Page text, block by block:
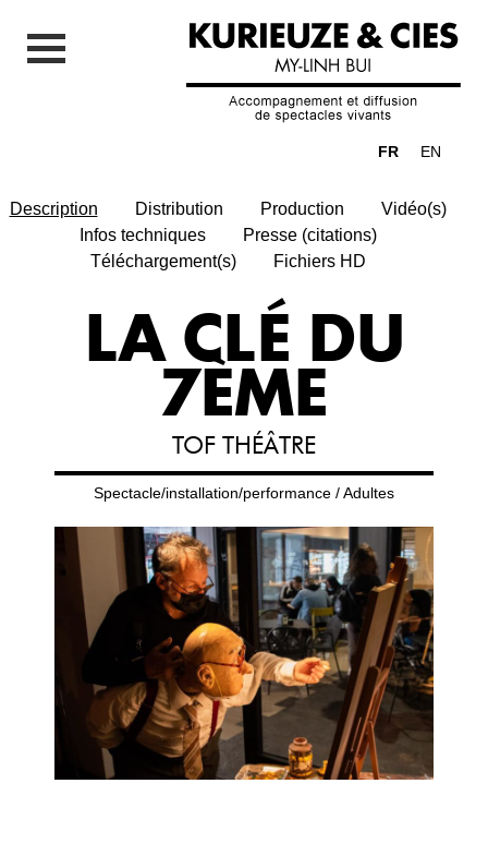
FR EN
Description Distribution Production
Vidéo(s)
Infos techniques
Presse (citations)
Téléchargement(s)
Fichiers HD
LA CLÉ DU
7ÈME
TOF THÉÂTRE
Spectacle/installation/performance / Adultes